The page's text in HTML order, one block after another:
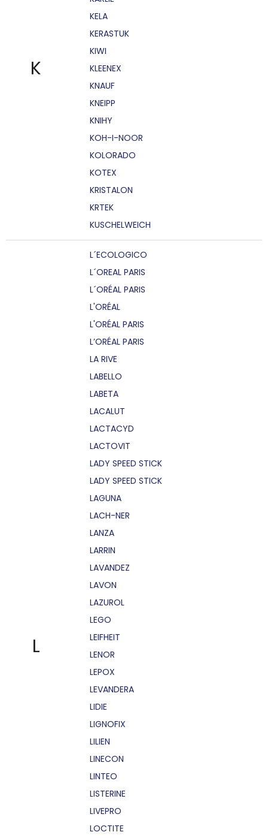
K
KELA
KERASTUK
KIWI
KLEENEX
KNAUF
KNEIPP
KNIHY
KOH-I-NOOR
KOLORADO
KOTEX
KRISTALON
KRTEK
KUSCHELWEICH
L
L´ECOLOGICO
L´OREAL PARIS
L´ORÉAL PARIS
L'ORÉAL
L'ORÉAL PARIS
L’ORÉAL PARIS
LA RIVE
LABELLO
LABETA
LACALUT
LACTACYD
LACTOVIT
LADY SPEED STICK
LADY SPEED STICK
LAGUNA
LACH-NER
LANZA
LARRIN
LAVANDEZ
LAVON
LAZUROL
LEGO
LEIFHEIT
LENOR
LEPOX
LEVANDERA
LIDIE
LIGNOFIX
LILIEN
LINECON
LINTEO
LISTERINE
LIVEPRO
LOCTITE